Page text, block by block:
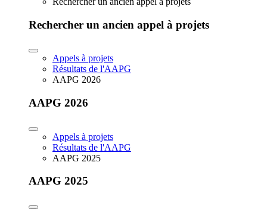
Rechercher un ancien appel à projets
Appels à projets
Résultats de l'AAPG
AAPG 2026
AAPG 2026
Appels à projets
Résultats de l'AAPG
AAPG 2025
AAPG 2025